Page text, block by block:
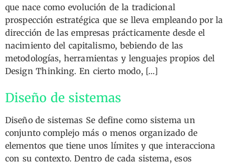
que nace como evolución de la tradicional
prospección estratégica que se lleva empleando por la
dirección de las empresas prácticamente desde el
nacimiento del capitalismo, bebiendo de las
metodologías, herramientas y lenguajes propios del
Design Thinking. En cierto modo, […]
Diseño de sistemas
Diseño de sistemas Se define como sistema un
conjunto complejo más o menos organizado de
elementos que tiene unos límites y que interacciona
con su contexto. Dentro de cada sistema, esos